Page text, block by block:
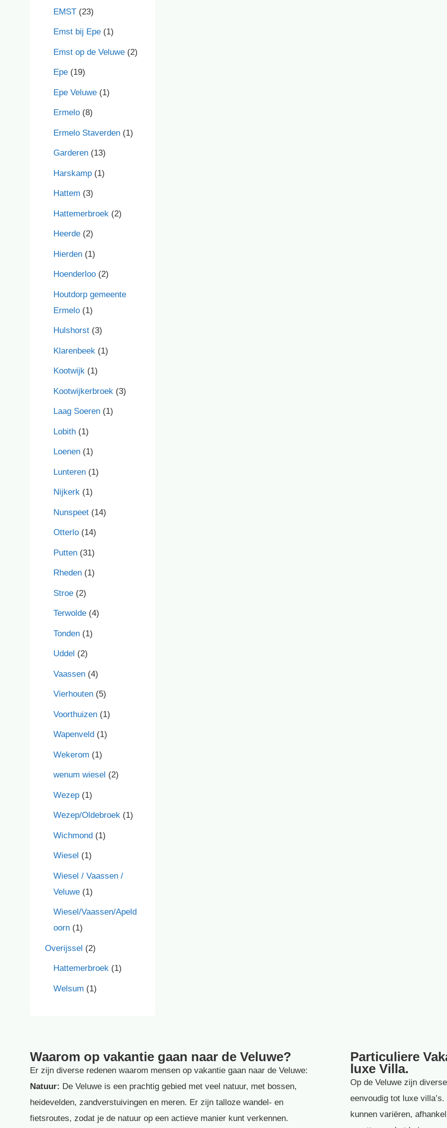
EMST (23)
Emst bij Epe (1)
Emst op de Veluwe (2)
Epe (19)
Epe Veluwe (1)
Ermelo (8)
Ermelo Staverden (1)
Garderen (13)
Harskamp (1)
Hattem (3)
Hattemerbroek (2)
Heerde (2)
Hierden (1)
Hoenderloo (2)
Houtdorp gemeente
Ermelo (1)
Hulshorst (3)
Klarenbeek (1)
Kootwijk (1)
Kootwijkerbroek (3)
Laag Soeren (1)
Lobith (1)
Loenen (1)
Lunteren (1)
Nijkerk (1)
Nunspeet (14)
Otterlo (14)
Putten (31)
Rheden (1)
Stroe (2)
Terwolde (4)
Tonden (1)
Uddel (2)
Vaassen (4)
Vierhouten (5)
Voorthuizen (1)
Wapenveld (1)
Wekerom (1)
wenum wiesel (2)
Wezep (1)
Wezep/Oldebroek (1)
Wichmond (1)
Wiesel (1)
Wiesel / Vaassen /
Veluwe (1)
Wiesel/Vaassen/Apeld
oorn (1)
Overijssel (2)
Hattemerbroek (1)
Welsum (1)
Waarom op vakantie gaan naar de Veluwe?
Er zijn diverse redenen waarom mensen op vakantie gaan naar de Veluwe:
Natuur: De Veluwe is een prachtig gebied met veel natuur, met bossen,
heidevelden, zandverstuivingen en meren. Er zijn talloze wandel- en
fietsroutes, zodat je de natuur op een actieve manier kunt verkennen.
Particuliere
luxe Villa.
Op de Veluwe zijn
eenvoudig tot luxe
kunnen variëren,